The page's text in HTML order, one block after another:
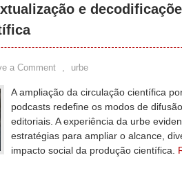
e
a Comment , urbe
A ampliação da circulação científica
podcasts redefine os modos de
editoriais. A experiência da urbe
estratégias para ampliar o alcance,
impacto social da produção científica.